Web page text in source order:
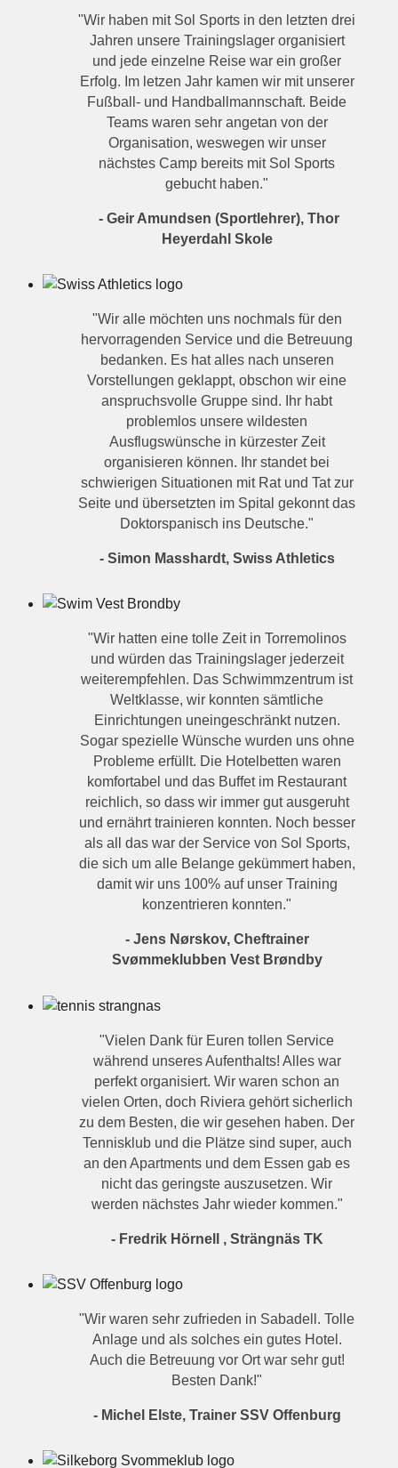
"Wir haben mit Sol Sports in den letzten drei
Jahren unsere Trainingslager organisiert
und jede einzelne Reise war ein großer
Erfolg. Im letzen Jahr kamen wir mit unserer
Fußball- und Handballmannschaft. Beide
Teams waren sehr angetan von der
Organisation, weswegen wir unser
nächstes Camp bereits mit Sol Sports
gebucht haben."
- Geir Amundsen (Sportlehrer), Thor
Heyerdahl Skole
"Wir alle möchten uns nochmals für den
hervorragenden Service und die Betreuung
bedanken. Es hat alles nach unseren
Vorstellungen geklappt, obschon wir eine
anspruchsvolle Gruppe sind. Ihr habt
problemlos unsere wildesten
Ausflugswünsche in kürzester Zeit
organisieren können. Ihr standet bei
schwierigen Situationen mit Rat und Tat zur
Seite und übersetzten im Spital gekonnt das
Doktorspanisch ins Deutsche."
- Simon Masshardt, Swiss Athletics
"Wir hatten eine tolle Zeit in Torremolinos
und würden das Trainingslager jederzeit
weiterempfehlen. Das Schwimmzentrum ist
Weltklasse, wir konnten sämtliche
Einrichtungen uneingeschränkt nutzen.
Sogar spezielle Wünsche wurden uns ohne
Probleme erfüllt. Die Hotelbetten waren
komfortabel und das Buffet im Restaurant
reichlich, so dass wir immer gut ausgeruht
und ernährt trainieren konnten. Noch besser
als all das war der Service von Sol Sports,
die sich um alle Belange gekümmert haben,
damit wir uns 100% auf unser Training
konzentrieren konnten."
- Jens Nørskov, Cheftrainer
Svømmeklubben Vest Brøndby
"Vielen Dank für Euren tollen Service
während unseres Aufenthalts! Alles war
perfekt organisiert. Wir waren schon an
vielen Orten, doch Riviera gehört sicherlich
zu dem Besten, die wir gesehen haben. Der
Tennisklub und die Plätze sind super, auch
an den Apartments und dem Essen gab es
nicht das geringste auszusetzen. Wir
werden nächstes Jahr wieder kommen."
- Fredrik Hörnell , Strängnäs TK
"Wir waren sehr zufrieden in Sabadell. Tolle
Anlage und als solches ein gutes Hotel.
Auch die Betreuung vor Ort war sehr gut!
Besten Dank!"
- Michel Elste, Trainer SSV Offenburg